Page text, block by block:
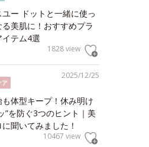
ユー ドットと一緒に使っ
る美肌に！おすすめプラ
テム4選
1828 view
2025/12/25
ア
体型キープ！休み明け
”を防ぐ3つのヒント｜美
聞いてみました！
10467 view